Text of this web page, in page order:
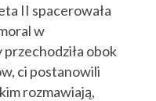
II spacerowała
w
obok
ci postanowili
rozmawiają,